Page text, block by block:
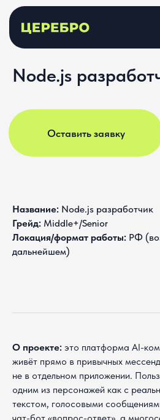
Node.js
Название: Node.js разработчик
Грейд: Middle+/Senior
Локация/формат работы: РФ
дальнейшем)
О проекте: это платформа AI-
живёт прямо в привычных
не в отдельном приложении.
одним из персонажей как с
текстом, голосовыми